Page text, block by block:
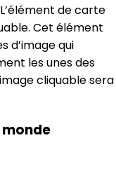
de carte
Cet élément
d’image qui
les unes des
cliquable sera